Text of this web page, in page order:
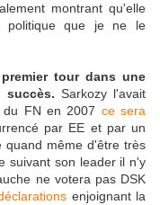
montrant qu'elle
politique que je ne le
tour dans une
succès. Sarkozy l'avait
du FN en 2007 ce sera
par EE et par un
quand même d'être très
suivant son leader il n'y
ne votera pas DSK
enjoignant la